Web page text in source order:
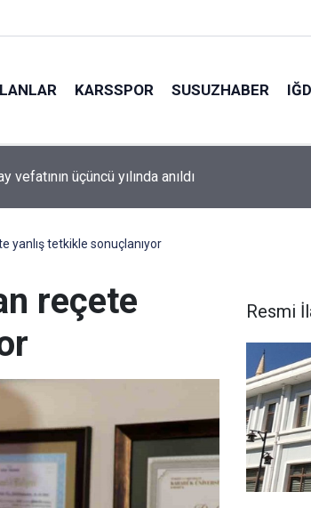
KARSSPOR SUSUZHABER
bölünmüş yol oluyor
yanlış tetkikle sonuçlanıyor
reçete
Resmi